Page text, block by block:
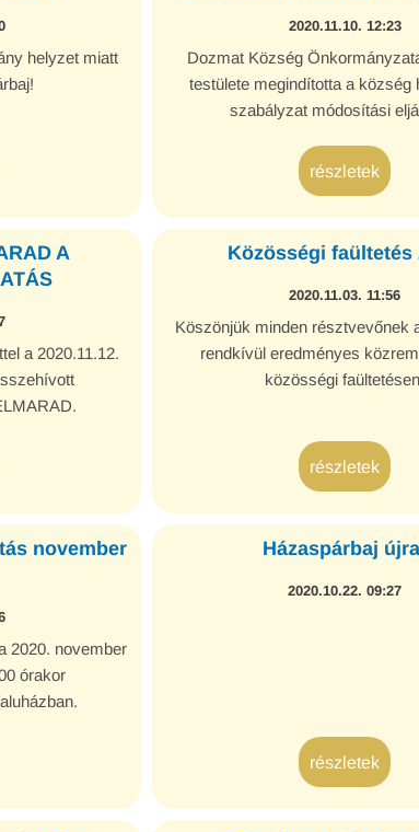
helyzet miatt
2020.11.10. 12:23
Dozmat Község
testülete megindította a község
szabályzat módosítási
részletek
A
a 2020.11.12.
Közösségi faültetés
2020.11.03. 11:56
Köszönjük minden résztvevőnek
rendkívül eredményes
közösségi
részletek
november
2020. november
órakor
Házaspárbaj
2020.10.22. 09:27
részletek